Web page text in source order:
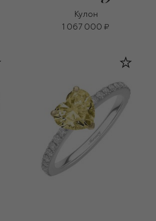
Кулон
1 067 000 ₽